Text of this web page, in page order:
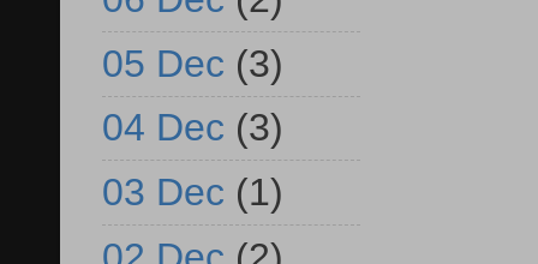
05 Dec (3)
04 Dec (3)
03 Dec (1)